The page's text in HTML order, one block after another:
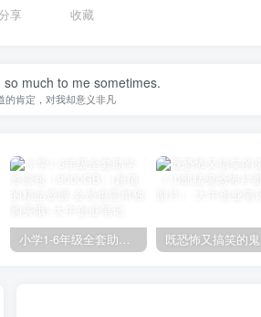
享 收藏
much to me sometimes.
的肯定，对我却意义非凡
小学1-6年级全套助学资源包（9000GB）(超值的精品资源-会员也需单独购买哦)